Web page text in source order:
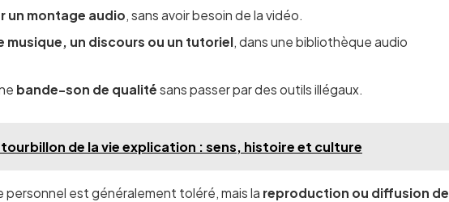
un montage audio, sans avoir besoin de la vidéo.
musique, un discours ou un tutoriel, dans une bibliothèque audio
bande-son de qualité sans passer par des outils illégaux.
tourbillon de la vie explication : sens, histoire et culture
personnel est généralement toléré, mais la reproduction ou diffusion de